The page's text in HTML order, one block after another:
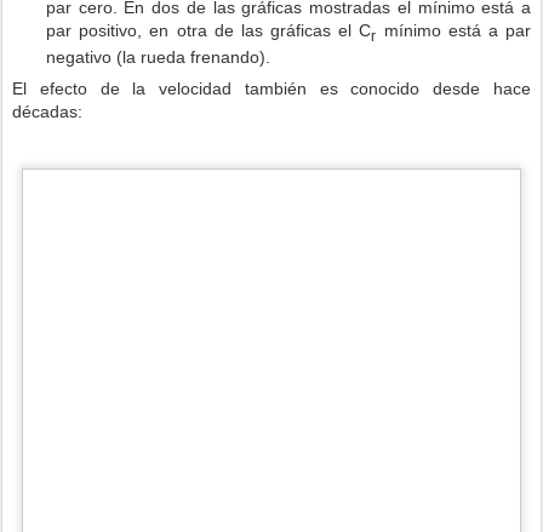
par cero. En dos de las gráficas mostradas el mínimo está a
par positivo, en otra de las gráficas el Cr
mínimo está a par
negativo (la rueda frenando).
El efecto de la velocidad también es conocido desde hace
décadas: